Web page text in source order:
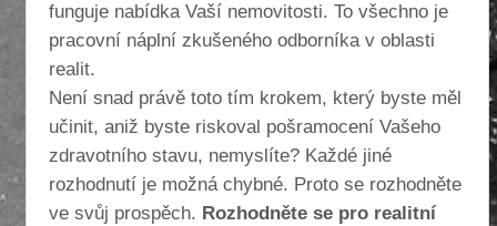
funguje nabídka Vaší nemovitosti. To všechno je
pracovní náplní zkušeného odborníka v oblasti
realit.
Není snad právě toto tím krokem, který byste měl
učinit, aniž byste riskoval pošramocení Vašeho
zdravotního stavu, nemyslíte? Každé jiné
rozhodnutí je možná chybné. Proto se rozhodněte
ve svůj prospěch. Rozhodněte se pro realitní